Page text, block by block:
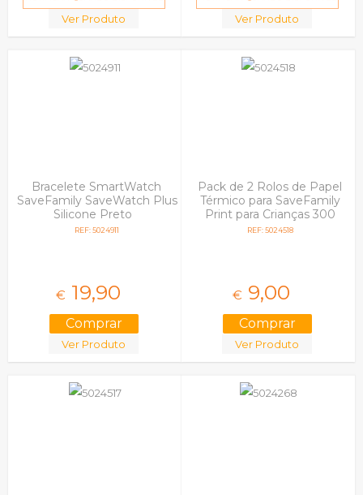
Ver Produto Ver Produto
Bracelete SmartWatch
SaveFamily SaveWatch Plus
Silicone Preto
REF: 5024911
€ 19,90
Ver Produto
Pack de 2 Rolos de Papel
Térmico para SaveFamily
Print para Crianças 300
Fotos
REF: 5024518
€ 9,00
Ver Produto